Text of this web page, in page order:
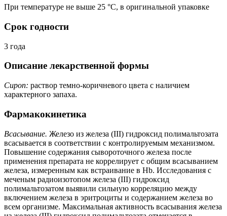
При температуре не выше 25 °C, в оригинальной упаковке
Срок годности
3 года
Описание лекарственной формы
Сироп: раствор темно-коричневого цвета с наличием
характерного запаха.
Фармакокинетика
Всасывание. Железо из железа (III) гидроксид полимальтозата
всасывается в соответствии с контролируемым механизмом.
Повышение содержания сывороточного железа после
применения препарата не коррелирует с общим всасыванием
железа, измеренным как встраивание в Hb. Исследования с
меченым радиоизотопом железа (III) гидроксид
полимальтозатом выявили сильную корреляцию между
включением железа в эритроциты и содержанием железа во
всем организме. Максимальная активность всасывания железа